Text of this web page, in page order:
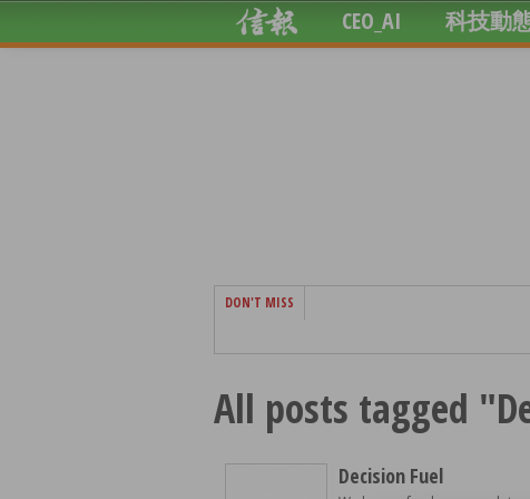
CEO_AI 科技動
DON'T MISS
All posts tagged
Decision Fuel